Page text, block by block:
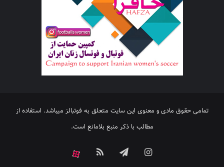
تمامی حقوق مادی و معنوی این سایت متعلق به فوتبالز میباشد. استفاده از
مطالب با ذکر منبع بلامانع است.
اینستاگرامتلگرام خوراک